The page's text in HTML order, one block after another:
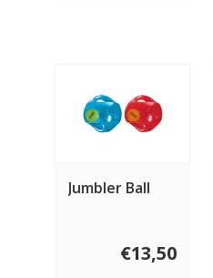
Jumbler Ball
€13,50